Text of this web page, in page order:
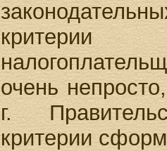
критерии
очень
г.
критерии